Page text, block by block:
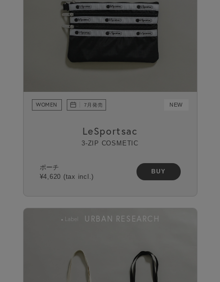
WOMEN 7月発売 NEW
LeSportsac
3-ZIP COSMETIC
ポーチ
¥4,620 (tax incl.)
BUY
Label URBAN RESEARCH